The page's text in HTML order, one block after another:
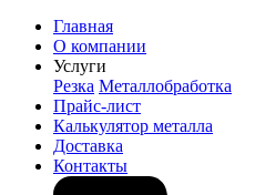
Главная
О компании
Услуги
Резка Металлобработка
Прайс-лист
Калькулятор металла
Доставка
Контакты